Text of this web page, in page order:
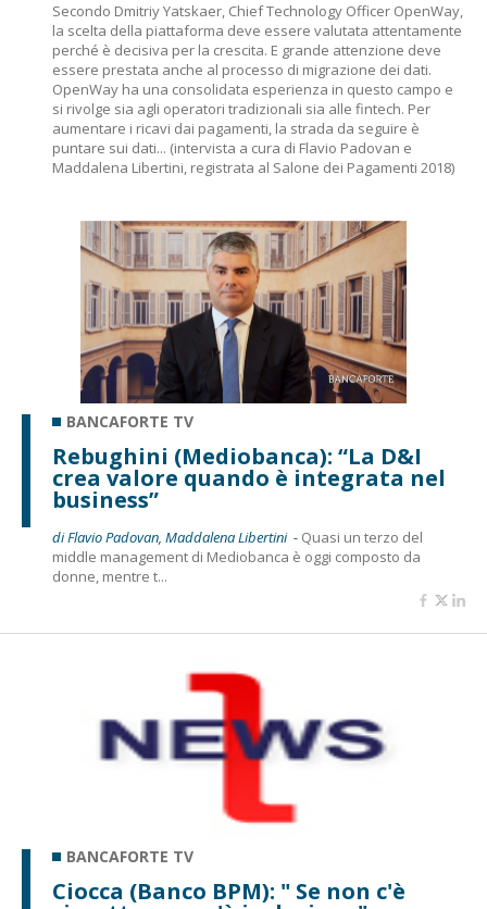
Secondo Dmitriy Yatskaer, Chief Technology Officer OpenWay,
la scelta della piattaforma deve essere valutata attentamente
perché è decisiva per la crescita. E grande attenzione deve
essere prestata anche al processo di migrazione dei dati.
OpenWay ha una consolidata esperienza in questo campo e
si rivolge sia agli operatori tradizionali sia alle fintech. Per
aumentare i ricavi dai pagamenti, la strada da seguire è
puntare sui dati... (intervista a cura di Flavio Padovan e
Maddalena Libertini, registrata al Salone dei Pagamenti 2018)
BANCAFORTE TV
Rebughini (Mediobanca): “La D&I
crea valore quando è integrata nel
business”
di Flavio Padovan, Maddalena Libertini - Quasi un terzo del
middle management di Mediobanca è oggi composto da
donne, mentre t...
BANCAFORTE TV
Ciocca (Banco BPM): " Se non c'è